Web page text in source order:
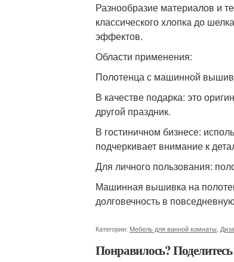
Разнообразие материалов и
классического хлопка до
эффектов.
Области применения:
Полотенца с машинной
В качестве подарка: это
другой праздник.
В гостиничном бизнесе:
подчеркивает внимание к
Для личного пользования:
Машинная вышивка на
долговечность в
Категории: Мебель для ванной комнаты
Понравилось?